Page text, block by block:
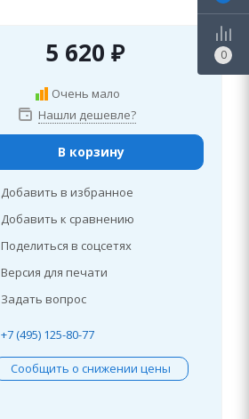
5 620 ₽
Очень мало
Нашли дешевле?
В корзину
Добавить в избранное
Добавить к сравнению
Поделиться в соцсетях
Версия для печати
Задать вопрос
+7 (495) 125-80-77
Сообщить о снижении цены
0